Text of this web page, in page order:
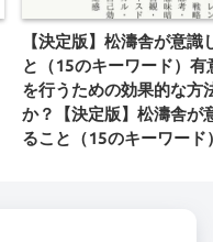
【決定版】松濤舎が意識
と（15のキーワード）有
を行うための効果的な方
か？【決定版】松濤舎が
ること（15のキーワード